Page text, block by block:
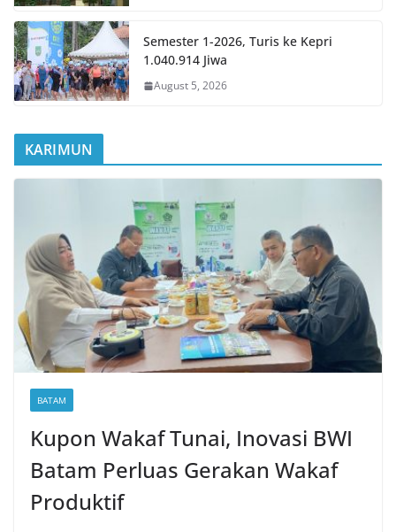
Semester 1-2026, Turis ke Kepri
1.040.914 Jiwa
August 5, 2026
KARIMUN
BATAM
Kupon Wakaf Tunai, Inovasi BWI
Batam Perluas Gerakan Wakaf
Produktif